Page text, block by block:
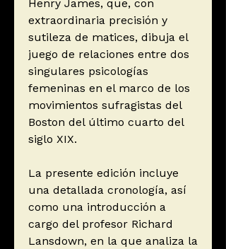
Henry James, que, con
extraordinaria precisión y
sutileza de matices, dibuja el
juego de relaciones entre dos
singulares psicologías
femeninas en el marco de los
movimientos sufragistas del
Boston del último cuarto del
siglo XIX.
La presente edición incluye
una detallada cronología, así
como una introducción a
cargo del profesor Richard
Lansdown, en la que analiza la